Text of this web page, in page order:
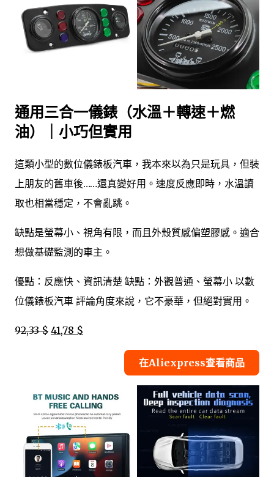
通用三合一儀錶（水溫＋轉速＋燃
油）｜小巧但實用
這類小型的數位儀錶板汽車，我本來以為只是玩具，但裝
上朋友的舊車後……還真變好用。速度反應即時，水溫讀
取也相當穩定，不會亂跳。
缺點是螢幕小、視角有限，而且外殼質感偏塑膠感。適合
想做基礎監測的車主。
優點：反應快、資訊清楚 缺點：外觀普通、螢幕小 以數
位儀錶板汽車 評論角度來說，它不豪華，但絕對實用。
92,33 $ 41,78 $
在Aliexpress查看商品